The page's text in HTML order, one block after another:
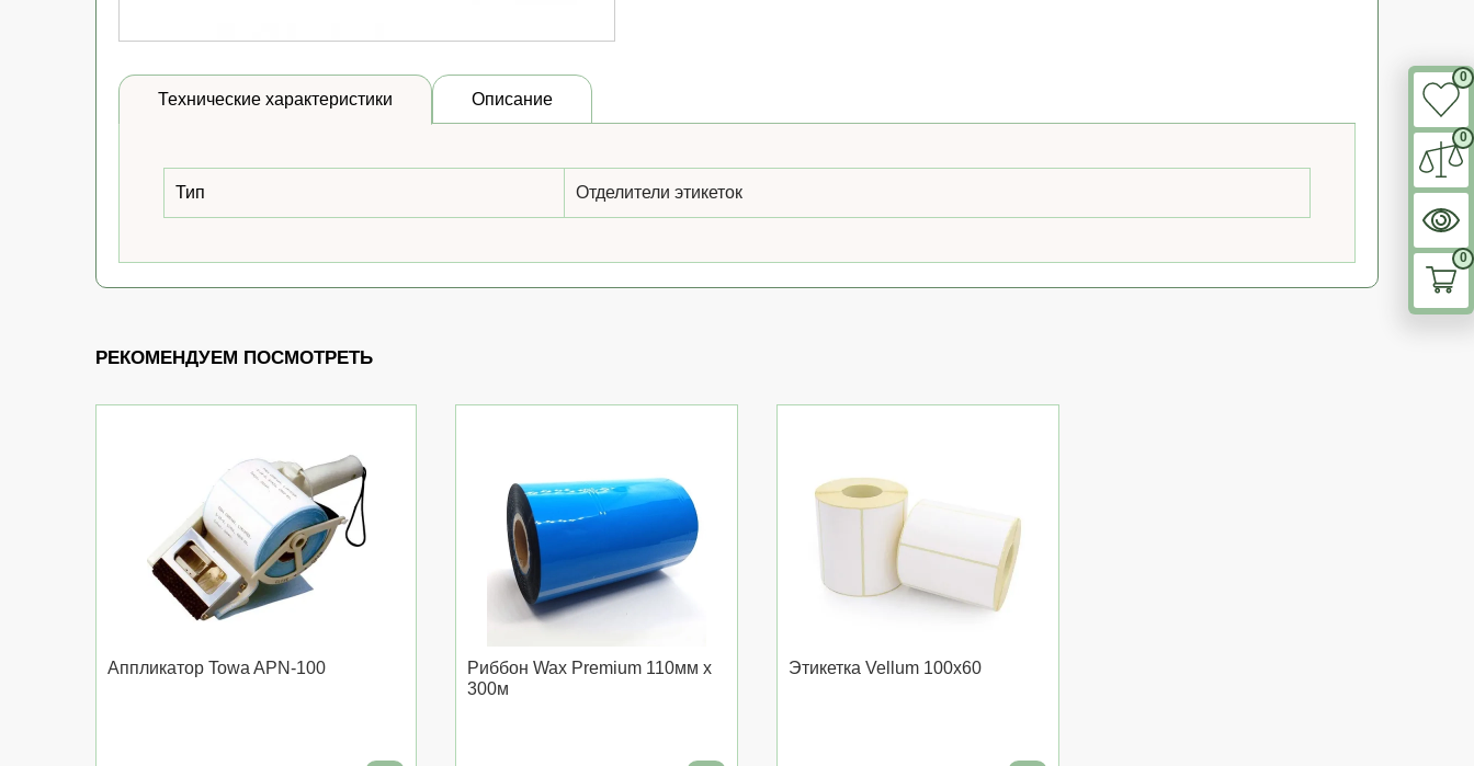
0
0
0
Технические характеристики Описание
Тип Отделители этикеток
РЕКОМЕНДУЕМ ПОСМОТРЕТЬ
Аппликатор Towa APN-100
Риббон Wax Premium 110мм x
300м
Этикетка Vellum 100x60